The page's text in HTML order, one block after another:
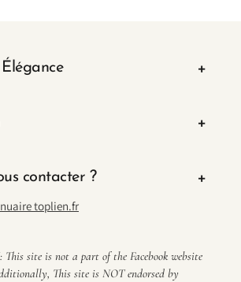
contacter ?
site is not a part of the Facebook website
This site is NOT endorsed by